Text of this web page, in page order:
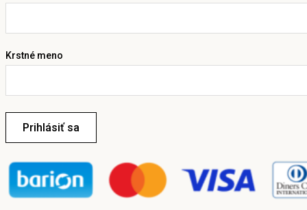
Krstné meno
Prihlásiť sa